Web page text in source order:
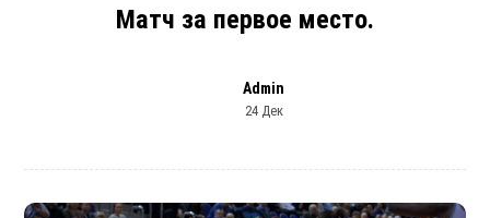
Матч за первое место.
Admin
24 Дек